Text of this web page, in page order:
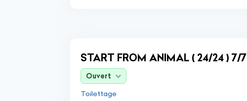
START FROM ANIMAL ( 24/24 ) 7/7
Ouvert
Toilettage